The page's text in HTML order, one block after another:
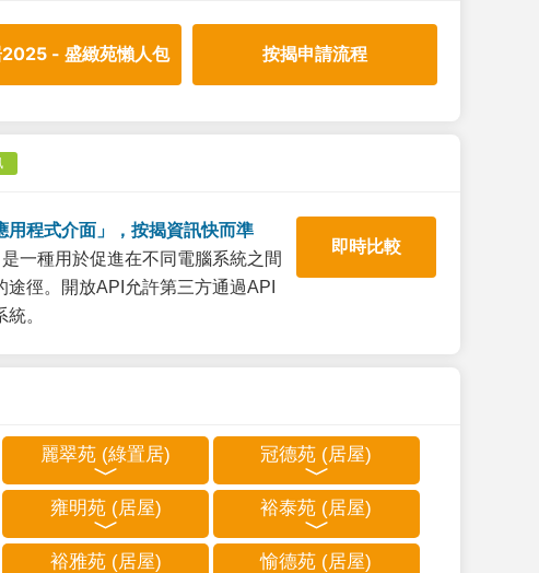
- 盛緻苑懶人包 按揭申請流程
用程式介面」，按揭資訊快而準
一種用於促進在不同電腦系統之間
途徑。開放API允許第三方通過API
。
即時比較
麗翠苑 (綠置居) 冠德苑 (居屋)
雍明苑 (居屋) 裕泰苑 (居屋)
裕雅苑 (居屋) 愉德苑 (居屋)